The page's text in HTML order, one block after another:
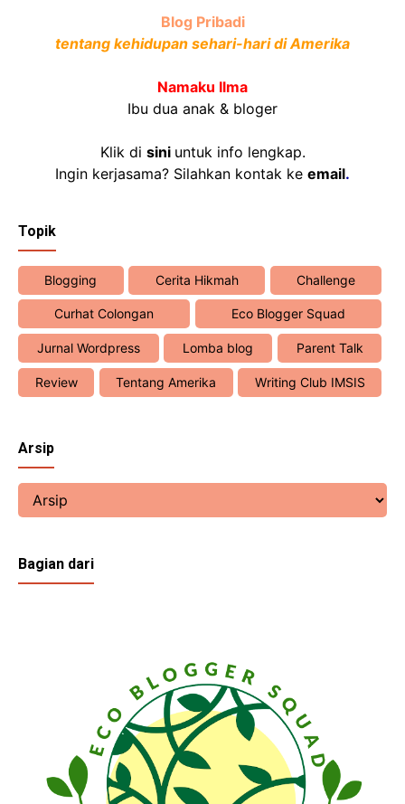
Blog Pribadi
tentang kehidupan sehari-hari di Amerika
Namaku Ilma
Ibu dua anak & bloger
Klik di sini untuk info lengkap.
Ingin kerjasama? Silahkan kontak ke email.
Topik
Blogging Cerita Hikmah Challenge
Curhat Colongan Eco Blogger Squad
Jurnal Wordpress Lomba blog Parent Talk
Review Tentang Amerika Writing Club IMSIS
Arsip
Bagian dari